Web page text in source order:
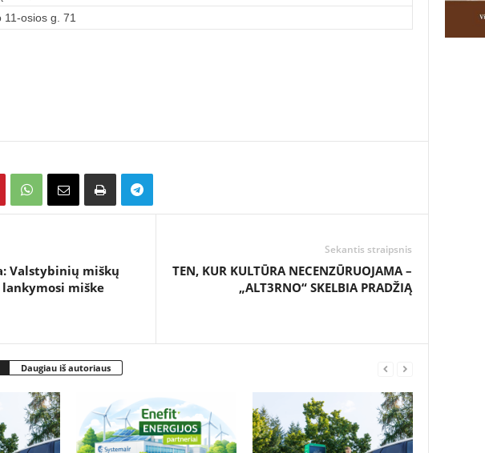
11-osios g. 71
Valstybinių miškų
miške
Sekantis straipsnis
TEN, KUR KULTŪRA NECENZŪRUOJAMA –
„ALT3RNO“ SKELBIA PRADŽIĄ
Daugiau iš autoriaus